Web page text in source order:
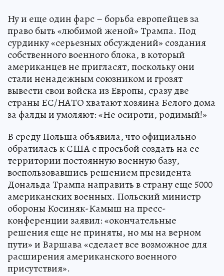
Ну и еще один фарс – борьба европейцев за
право быть «любимой женой» Трампа. Под
сурдинку «серьезных обсуждений» создания
собственного военного блока, в который
американцев не пригласят, поскольку они
стали ненадежным союзником и грозят
вывести свои войска из Европы, сразу две
страны ЕС/НАТО хватают хозяина Белого дома
за фалды и умоляют: «Не осироти, родимый!»
В среду Польша объявила, что официально
обратилась к США с просьбой создать на ее
территории постоянную военную базу,
воспользовавшись решением президента
Дональда Трампа направить в страну еще 5000
американских военных. Польский министр
обороны Косиняк-Камыш на пресс-
конференции заявил: «окончательные
решения еще не приняты, но мы на верном
пути» и Варшава «сделает все возможное для
расширения американского военного
присутствия».